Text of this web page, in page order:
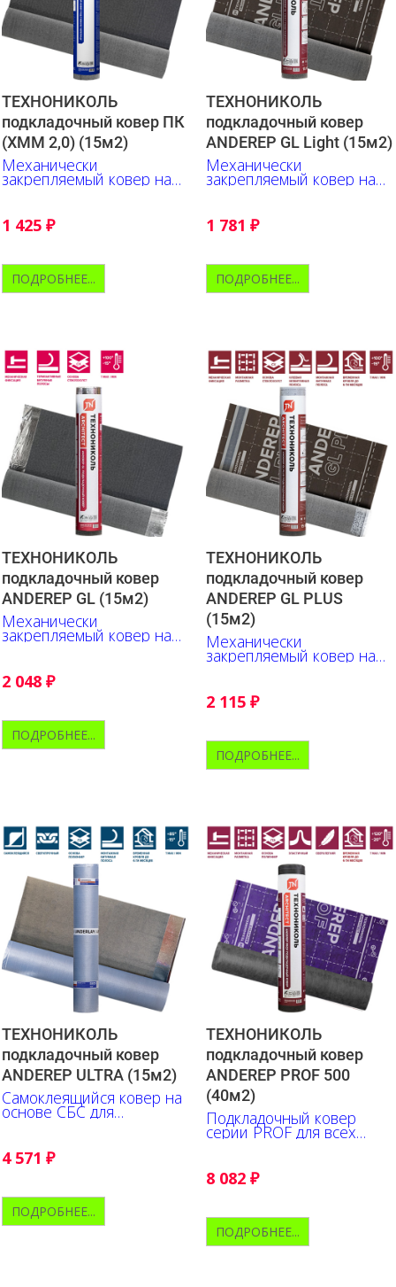
ТЕХНОНИКОЛЬ
подкладочный ковер ПК
(ХММ 2,0) (15м2)
Механически
закрепляемый ковер на
основе стеклохолста.
1 425 ₽
ПОДРОБНЕЕ...
ТЕХНОНИКОЛЬ
подкладочный ковер
ANDEREP GL Light (15м2)
Механически
закрепляемый ковер на
основе стеклохолста.
1 781 ₽
ПОДРОБНЕЕ...
ТЕХНОНИКОЛЬ
подкладочный ковер
ANDEREP GL (15м2)
Механически
закрепляемый ковер на
основе стеклохолста
2 048 ₽
ПОДРОБНЕЕ...
ТЕХНОНИКОЛЬ
подкладочный ковер
ANDEREP GL PLUS
(15м2)
Механически
закрепляемый ковер на
основе стеклохолста.
2 115 ₽
ПОДРОБНЕЕ...
ТЕХНОНИКОЛЬ
подкладочный ковер
ANDEREP ULTRA (15м2)
Самоклеящийся ковер на
основе СБС для
гидроизоляции мест
протечек
4 571 ₽
ПОДРОБНЕЕ...
ТЕХНОНИКОЛЬ
подкладочный ковер
ANDEREP PROF 500
(40м2)
Подкладочный ковер
серии PROF для всех
типов битумной черепицы
8 082 ₽
ПОДРОБНЕЕ...